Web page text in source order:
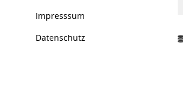
Impresssum
Datenschutz